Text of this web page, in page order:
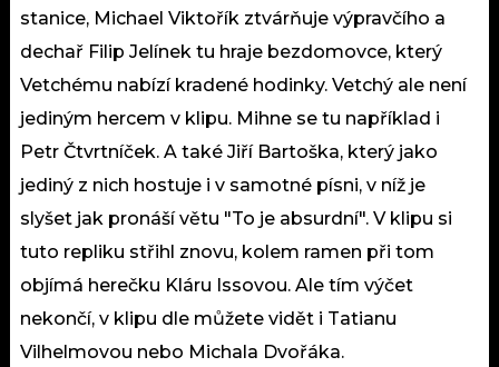
stanice, Michael Viktořík ztvárňuje výpravčího a
dechař Filip Jelínek tu hraje bezdomovce, který
Vetchému nabízí kradené hodinky. Vetchý ale není
jediným hercem v klipu. Mihne se tu například i
Petr Čtvrtníček. A také Jiří Bartoška, který jako
jediný z nich hostuje i v samotné písni, v níž je
slyšet jak pronáší větu "To je absurdní". V klipu si
tuto repliku střihl znovu, kolem ramen při tom
objímá herečku Kláru Issovou. Ale tím výčet
nekončí, v klipu dle můžete vidět i Tatianu
Vilhelmovou nebo Michala Dvořáka.